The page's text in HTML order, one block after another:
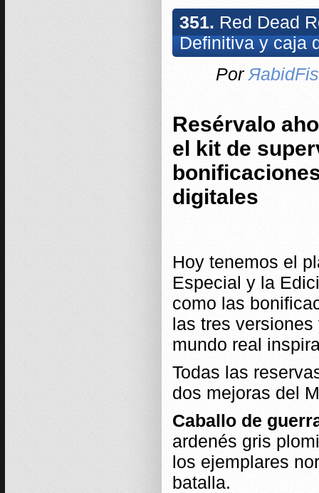
351. Red Dead
Definitiva y caja
Por
Resérvalo
el kit de
digitales
Hoy tenemos el
Especial y la
como las
las tres
mundo real
Todas las
dos mejoras del
Caballo de
ardenés gris
los ejemplares
batalla.